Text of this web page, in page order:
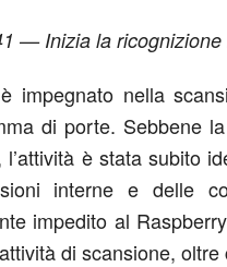
— Inizia la ricognizione
impegnato nella
di porte. Sebbene
è stata subito
interne e delle
impedito al
di scansione,